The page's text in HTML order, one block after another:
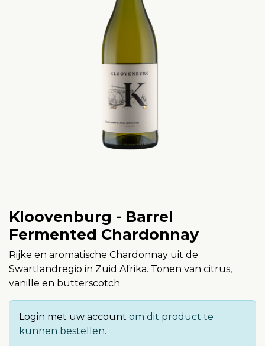
Kloovenburg - Barrel
Fermented Chardonnay
Rijke en aromatische Chardonnay uit de
Swartlandregio in Zuid Afrika. Tonen van citrus,
vanille en butterscotch.
Login met uw account om dit product te
kunnen bestellen.